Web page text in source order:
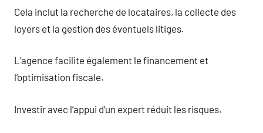
Cela inclut la recherche de locataires, la collecte des
loyers et la gestion des éventuels litiges.
L’agence facilite également le financement et
l’optimisation fiscale.
Investir avec l’appui d’un expert réduit les risques.